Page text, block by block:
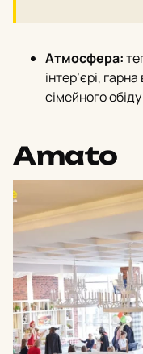
Атмосфера:
інтер’єрi,
сімейного
Amato